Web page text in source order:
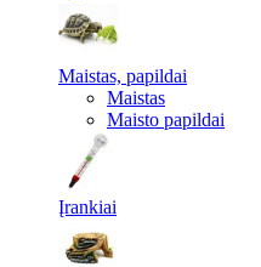
Maistas, papildai
Maistas
Maisto papildai
Įrankiai